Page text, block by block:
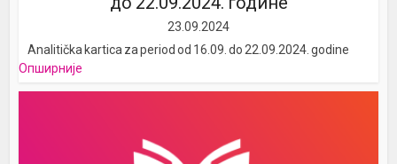
23.09.2024
Analitička kartica za period od 16.09. do 22.09.2024. godine
Опширније